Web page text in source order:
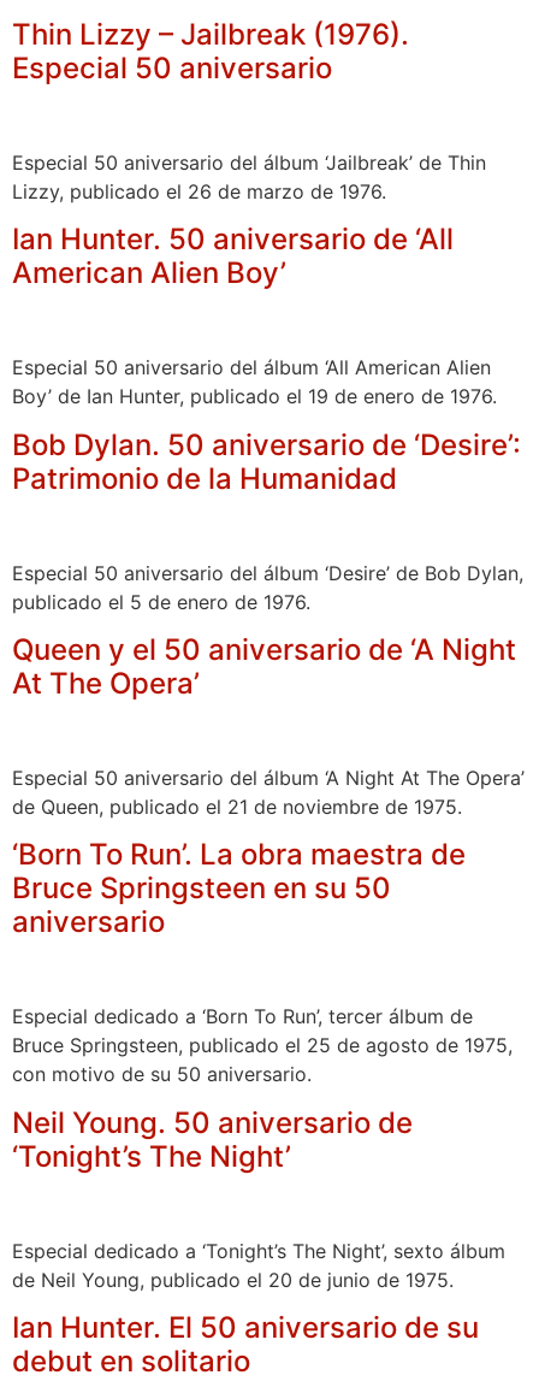
Thin Lizzy – Jailbreak (1976).
Especial 50 aniversario
Especial 50 aniversario del álbum ‘Jailbreak’ de Thin
Lizzy, publicado el 26 de marzo de 1976.
Ian Hunter. 50 aniversario de ‘All
American Alien Boy’
Especial 50 aniversario del álbum ‘All American Alien
Boy’ de Ian Hunter, publicado el 19 de enero de 1976.
Bob Dylan. 50 aniversario de ‘Desire’:
Patrimonio de la Humanidad
Especial 50 aniversario del álbum ‘Desire’ de Bob Dylan,
publicado el 5 de enero de 1976.
Queen y el 50 aniversario de ‘A Night
At The Opera’
Especial 50 aniversario del álbum ‘A Night At The Opera’
de Queen, publicado el 21 de noviembre de 1975.
‘Born To Run’. La obra maestra de
Bruce Springsteen en su 50
aniversario
Especial dedicado a ‘Born To Run’, tercer álbum de
Bruce Springsteen, publicado el 25 de agosto de 1975,
con motivo de su 50 aniversario.
Neil Young. 50 aniversario de
‘Tonight’s The Night’
Especial dedicado a ‘Tonight’s The Night’, sexto álbum
de Neil Young, publicado el 20 de junio de 1975.
Ian Hunter. El 50 aniversario de su
debut en solitario